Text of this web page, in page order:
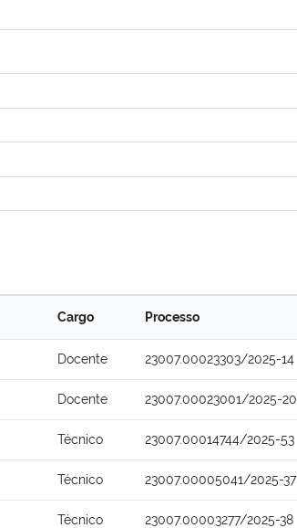
Cargo Processo
Docente 23007.00023303/2025-14
Docente 23007.00023001/2025-20
Técnico 23007.00014744/2025-53
Técnico 23007.00005041/2025-37
Técnico 23007.00003277/2025-38